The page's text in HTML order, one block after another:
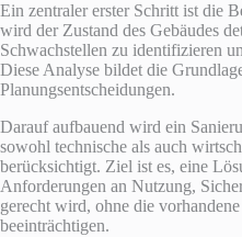
Ein zentraler erster Schritt ist die
wird der Zustand des Gebäudes
Schwachstellen zu identifizieren
Diese Analyse bildet die
Planungsentscheidungen.
Darauf aufbauend wird ein
sowohl technische als auch
berücksichtigt. Ziel ist es, eine
Anforderungen an Nutzung,
gerecht wird, ohne die
beeinträchtigen.